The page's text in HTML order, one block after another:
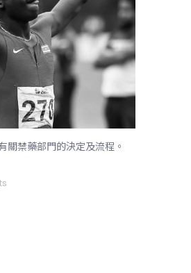
關禁藥部門的決定及流程。